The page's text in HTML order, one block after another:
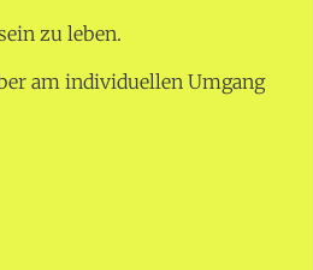
zu leben.
am individuellen Umgang